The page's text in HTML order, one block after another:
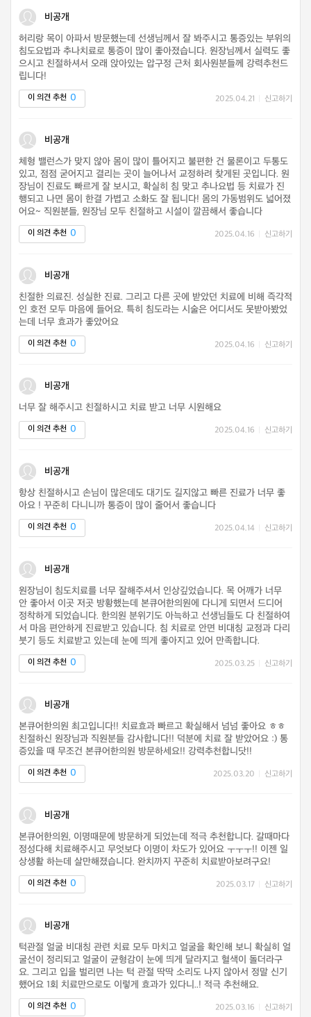
비공개
허리랑 목이 아파서 방문했는데 선생님께서 잘 봐주시고 통증있는 부위의
침도요법과 추나치료로 통증이 많이 좋아졌습니다. 원장님께서 실력도 좋
으시고 친절하셔서 오래 앉아있는 압구정 근처 회사원분들께 강력추천드
립니다!
이 의견 추천 0 2025.04.21 신고하기
비공개
체형 밸런스가 맞지 않아 몸이 많이 틀어지고 불편한 건 물론이고 두통도
있고, 점점 굳어지고 결리는 곳이 늘어나서 교정하려 찾게된 곳입니다. 원
장님이 진료도 빠르게 잘 보시고, 확실히 침 맞고 추나요법 등 치료가 진
행되고 나면 몸이 한결 가볍고 소화도 잘 됩니다! 몸의 가동범위도 넓어졌
어요~ 직원분들, 원장님 모두 친절하고 시설이 깔끔해서 좋습니다
이 의견 추천 0 2025.04.16 신고하기
비공개
친절한 의료진. 성실한 진료. 그리고 다른 곳에 받았던 치료에 비해 즉각적
인 호전 모두 마음에 들어요. 특히 침도라는 시술은 어디서도 못받아봤었
는데 너무 효과가 좋았어요
이 의견 추천 0 2025.04.16 신고하기
비공개
너무 잘 해주시고 친절하시고 치료 받고 너무 시원해요
이 의견 추천 0 2025.04.16 신고하기
비공개
항상 친절하시고 손님이 많은데도 대기도 길지않고 빠른 진료가 너무 좋
아요 ! 꾸준히 다니니까 통증이 많이 줄어서 좋습니다
이 의견 추천 0 2025.04.14 신고하기
비공개
원장님이 침도치료를 너무 잘해주셔서 인상깊었습니다. 목 어깨가 너무
안 좋아서 이곳 저곳 방황했는데 본큐어한의원에 다니게 되면서 드디어
정착하게 되었습니다. 한의원 분위기도 아늑하고 선생님들도 다 친절하여
서 마음 편안하게 진료받고 있습니다. 침 치료로 안면 비대칭 교정과 다리
붓기 등도 치료받고 있는데 눈에 띄게 좋아지고 있어 만족합니다.
이 의견 추천 0 2025.03.25 신고하기
비공개
본큐어한의원 최고입니다!! 치료효과 빠르고 확실해서 넘넘 좋아요 ㅎㅎ
친절하신 원장님과 직원분들 감사합니다!! 덕분에 치료 잘 받았어요 :) 통
증있을 때 무조건 본큐어한의원 방문하세요!! 강력추천합니닷!!
이 의견 추천 0 2025.03.20 신고하기
비공개
본큐어한의원, 이명때문에 방문하게 되었는데 적극 추천합니다. 갈때마다
정성다해 치료해주시고 무엇보다 이명이 차도가 있어요 ㅜㅜㅜ!! 이젠 일
상생활 하는데 살만해졌습니다. 완치까지 꾸준히 치료받아보려구요!
이 의견 추천 0 2025.03.17 신고하기
비공개
턱관절 얼굴 비대칭 관련 치료 모두 마치고 얼굴을 확인해 보니 확실히 얼
굴선이 정리되고 얼굴이 균형감이 눈에 띄게 달라지고 혈색이 돌더라구
요. 그리고 입을 벌리면 나는 턱 관절 딱딱 소리도 나지 않아서 정말 신기
했어요 1회 치료만으로도 이렇게 효과가 있다니..! 적극 추천해요.
이 의견 추천 0 2025.03.16 신고하기